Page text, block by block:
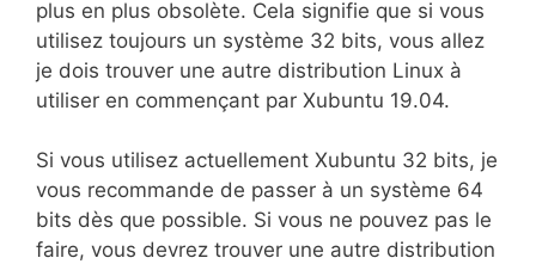
plus en plus obsolète. Cela signifie que si vous
utilisez toujours un système 32 bits, vous allez
je dois trouver une autre distribution Linux à
utiliser en commençant par Xubuntu 19.04.
Si vous utilisez actuellement Xubuntu 32 bits, je
vous recommande de passer à un système 64
bits dès que possible. Si vous ne pouvez pas le
faire, vous devrez trouver une autre distribution